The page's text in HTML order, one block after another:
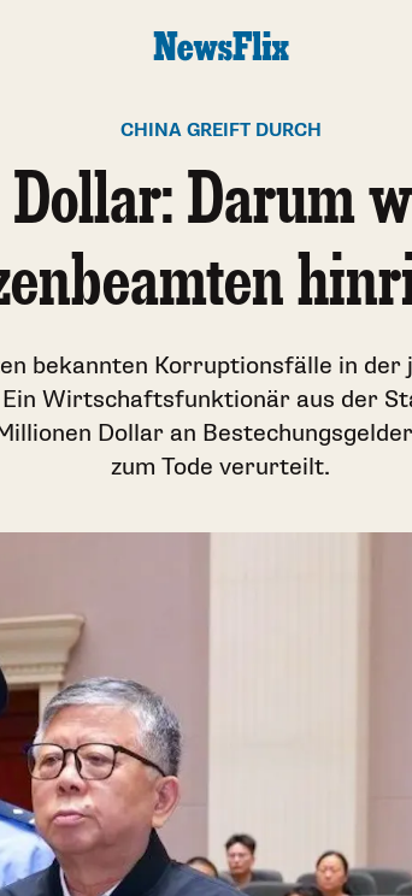
CHINA GREIFT DURCH
Dollar: Darum
bekannten Korruptionsfälle in der
Wirtschaftsfunktionär aus der
Dollar an
zum Tode verurteilt.